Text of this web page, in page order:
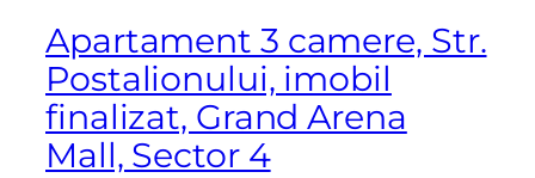
Apartament 3 camere, Str.
Postalionului, imobil
finalizat, Grand Arena
Mall, Sector 4